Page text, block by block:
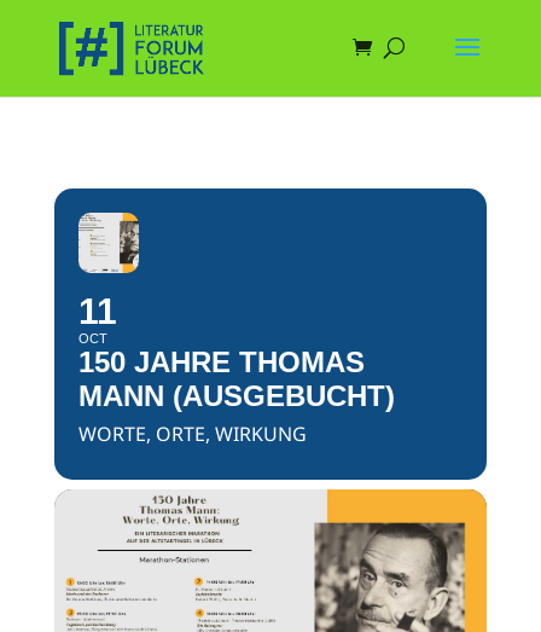
11
OCT
150 JAHRE THOMAS
MANN (AUSGEBUCHT)
WORTE, ORTE, WIRKUNG